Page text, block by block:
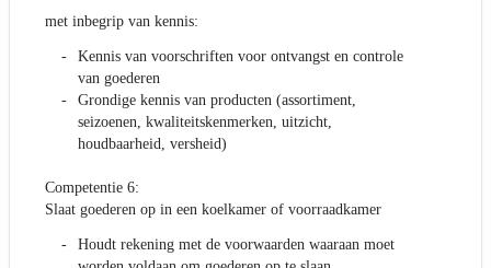
met inbegrip van kennis:
Kennis van voorschriften voor ontvangst en controle
van goederen
Grondige kennis van producten (assortiment,
seizoenen, kwaliteitskenmerken, uitzicht,
houdbaarheid, versheid)
Competentie 6:
Slaat goederen op in een koelkamer of voorraadkamer
Houdt rekening met de voorwaarden waaraan moet